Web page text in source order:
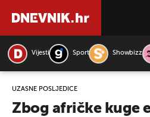
Vijesti Sport Showbizz
UŽASNE POSLJEDICE
Zbog afričke kuge
PRETRAŽITE VIJESTI